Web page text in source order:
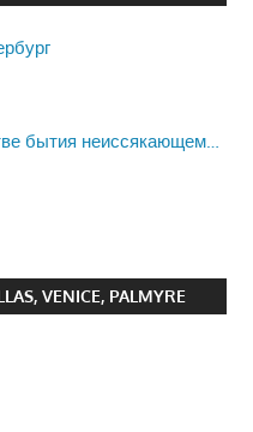
бытия неиссякающем…
VENICE, PALMYRE